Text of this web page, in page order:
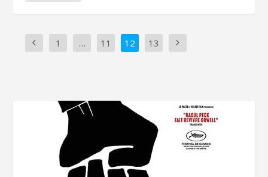
1 … 11 12 13